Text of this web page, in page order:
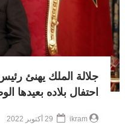
جلالة الملك يهنئ
احتفال بلاده بعيدها
ikram